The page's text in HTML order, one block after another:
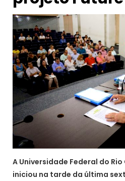
A Universidade Federal do Rio
iniciou na tarde da última